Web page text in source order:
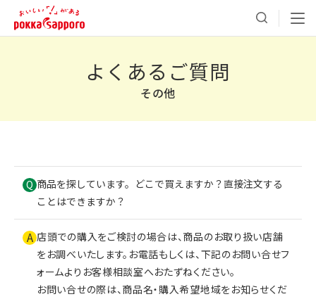
よくあるご質問
その他
Q 商品を探しています。どこで買えますか？直接注文する
ことはできますか？
A 店頭での購入をご検討の場合は、商品のお取り扱い店舗
をお調べいたします。お電話もしくは、下記のお問い合せフ
ォームよりお客様相談室へおたずねください。
お問い合せの際は、商品名・購入希望地域をお知らせくだ